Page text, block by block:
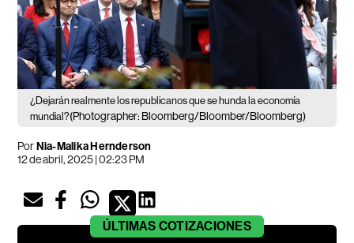
¿Dejarán realmente los republicanos que se hunda la economía
mundial?(Photographer: Bloomberg/Bloomber/Bloomberg)
PorNia-Malika Hernderson
12 de abril, 2025 | 02:23 PM
ÚLTIMAS COTIZACIONES